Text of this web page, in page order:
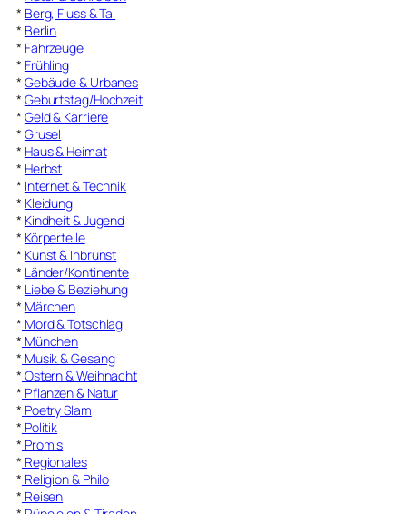
* Berg, Fluss & Tal
* Berlin
* Fahrzeuge
* Frühling
* Gebäude & Urbanes
* Geburtstag/Hochzeit
* Geld & Karriere
* Grusel
* Haus & Heimat
* Herbst
* Internet & Technik
* Kleidung
* Kindheit & Jugend
* Körperteile
* Kunst & Inbrunst
* Länder/Kontinente
* Liebe & Beziehung
* Märchen
* Mord & Totschlag
* München
* Musik & Gesang
* Ostern & Weihnacht
* Pflanzen & Natur
* Poetry Slam
* Politik
* Promis
* Regionales
* Religion & Philo
* Reisen